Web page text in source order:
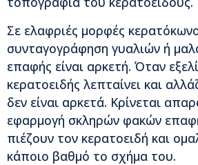
Σε ελαφριές μορφές
συνταγογράφηση γυαλιών ή
επαφής είναι αρκετή. Όταν
κερατοειδής λεπταίνει και
δεν είναι αρκετά. Κρίνεται
εφαρμογή σκληρών φακών
πιέζουν τον κερατοειδή και
κάποιο βαθμό το σχήμα του.